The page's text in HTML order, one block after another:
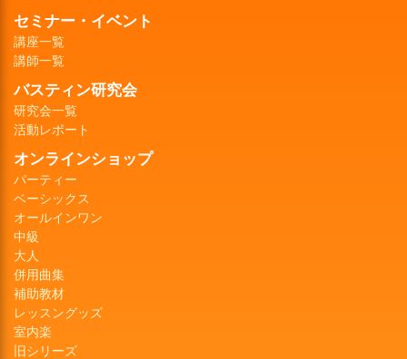
セミナー・イベント
講座一覧
講師一覧
バスティン研究会
研究会一覧
活動レポート
オンラインショップ
パーティー
ベーシックス
オールインワン
中級
大人
併用曲集
補助教材
レッスングッズ
室内楽
旧シリーズ